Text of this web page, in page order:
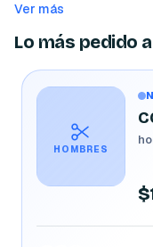
productos para que su
Ver más
Lo más pedido
HOMBRES